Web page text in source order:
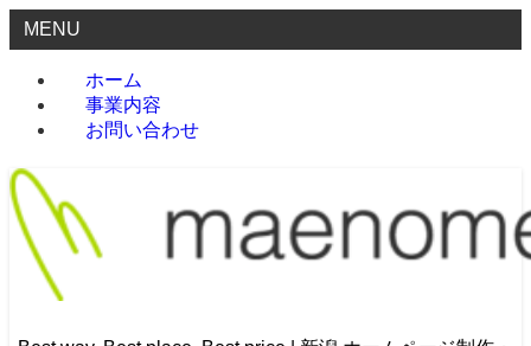
MENU
ホーム
事業内容
お問い合わせ